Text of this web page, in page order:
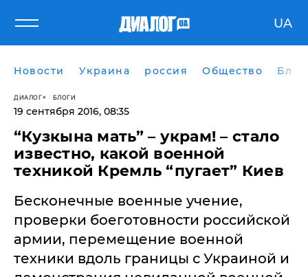
UA
Новости Украина россия Общество
ДИАЛОГ БЛОГИ
19 сентября 2016, 08:35
“Кузкына мать” – украм! – стало
известно, какой военной
техникой Кремль “пугает” Киев
Бесконечные военные учение,
проверки боеготовности российской
армии, перемещение военной
техники вдоль границы с Украиной и